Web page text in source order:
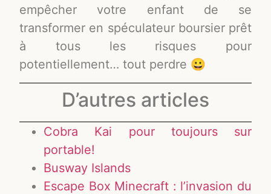
empêcher votre enfant de se
transformer en spéculateur boursier prêt
à tous les risques pour
potentiellement… tout perdre 😀
D’autres articles
Cobra Kai pour toujours sur
portable!
Busway Islands
Escape Box Minecraft : l’invasion du